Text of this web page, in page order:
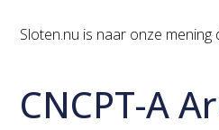
Sloten.nu is naar onze
CNCPT-A